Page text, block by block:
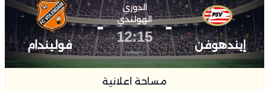
إيندهوفن
-
الدوري
الهولندي
12:15
-
فوليندام
مساحة اعلانية